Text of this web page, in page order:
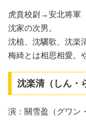
虎賁校尉→安北将軍
沈家の次男。
沈植、沈驪歌、沈楽
梅綺とは相思相愛。
沈楽清（しん・
演：關雪盈（グワン